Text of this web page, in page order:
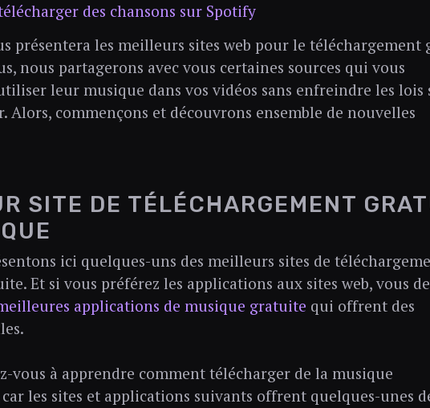
des chansons sur Spotify
présentera les meilleurs sites web pour le téléchargement
nous partagerons avec vous certaines sources qui vous
leur musique dans vos vidéos sans enfreindre les lois
Alors, commençons et découvrons ensemble de nouvelles
SITE DE TÉLÉCHARGEMENT
ici quelques-uns des meilleurs sites de
Et si vous préférez les applications aux sites web, vous
applications de musique gratuite qui offrent des
vous à apprendre comment télécharger de la musique
les sites et applications suivants offrent quelques-unes